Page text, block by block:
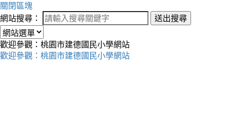
關閉區塊
網站搜尋：
送出搜尋
歡迎參觀：桃園市建德國民小學網站
歡迎參觀：桃園市建德國民小學網站